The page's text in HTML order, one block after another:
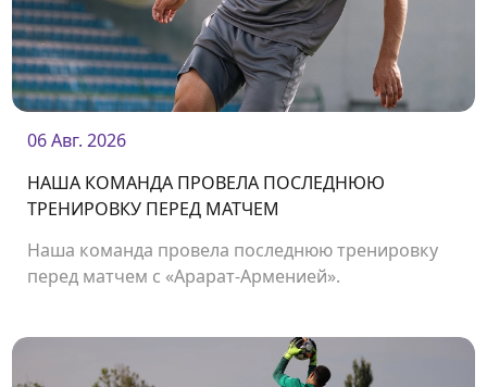
06 Авг. 2026
НАША КОМАНДА ПРОВЕЛА ПОСЛЕДНЮЮ
ТРЕНИРОВКУ ПЕРЕД МАТЧЕМ
Наша команда провела последнюю тренировку
перед матчем с «Арарат-Арменией».